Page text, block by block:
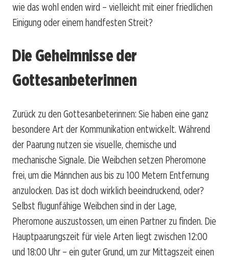
wie das wohl enden wird – vielleicht mit einer friedlichen
Einigung oder einem handfesten Streit?
Die Geheimnisse der
Gottesanbeterinnen
Zurück zu den Gottesanbeterinnen: Sie haben eine ganz
besondere Art der Kommunikation entwickelt. Während
der Paarung nutzen sie visuelle, chemische und
mechanische Signale. Die Weibchen setzen Pheromone
frei, um die Männchen aus bis zu 100 Metern Entfernung
anzulocken. Das ist doch wirklich beeindruckend, oder?
Selbst flugunfähige Weibchen sind in der Lage,
Pheromone auszustossen, um einen Partner zu finden. Die
Hauptpaarungszeit für viele Arten liegt zwischen 12:00
und 18:00 Uhr – ein guter Grund, um zur Mittagszeit einen